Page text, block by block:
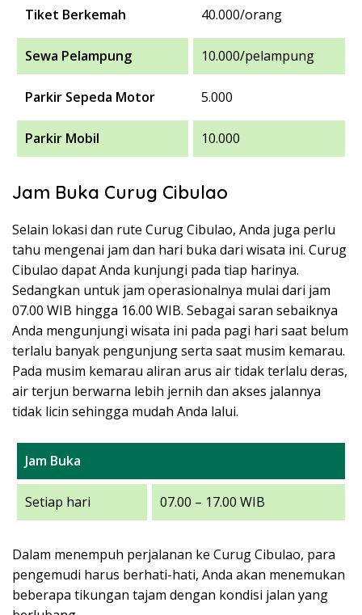
Tiket Berkemah 40.000/orang
Sewa Pelampung 10.000/pelampung
Parkir Sepeda Motor 5.000
Parkir Mobil 10.000
Jam Buka Curug Cibulao
Selain lokasi dan rute Curug Cibulao, Anda juga perlu
tahu mengenai jam dan hari buka dari wisata ini. Curug
Cibulao dapat Anda kunjungi pada tiap harinya.
Sedangkan untuk jam operasionalnya mulai dari jam
07.00 WIB hingga 16.00 WIB. Sebagai saran sebaiknya
Anda mengunjungi wisata ini pada pagi hari saat belum
terlalu banyak pengunjung serta saat musim kemarau.
Pada musim kemarau aliran arus air tidak terlalu deras,
air terjun berwarna lebih jernih dan akses jalannya
tidak licin sehingga mudah Anda lalui.
Jam Buka
Setiap hari 07.00 – 17.00 WIB
Dalam menempuh perjalanan ke Curug Cibulao, para
pengemudi harus berhati-hati, Anda akan menemukan
beberapa tikungan tajam dengan kondisi jalan yang